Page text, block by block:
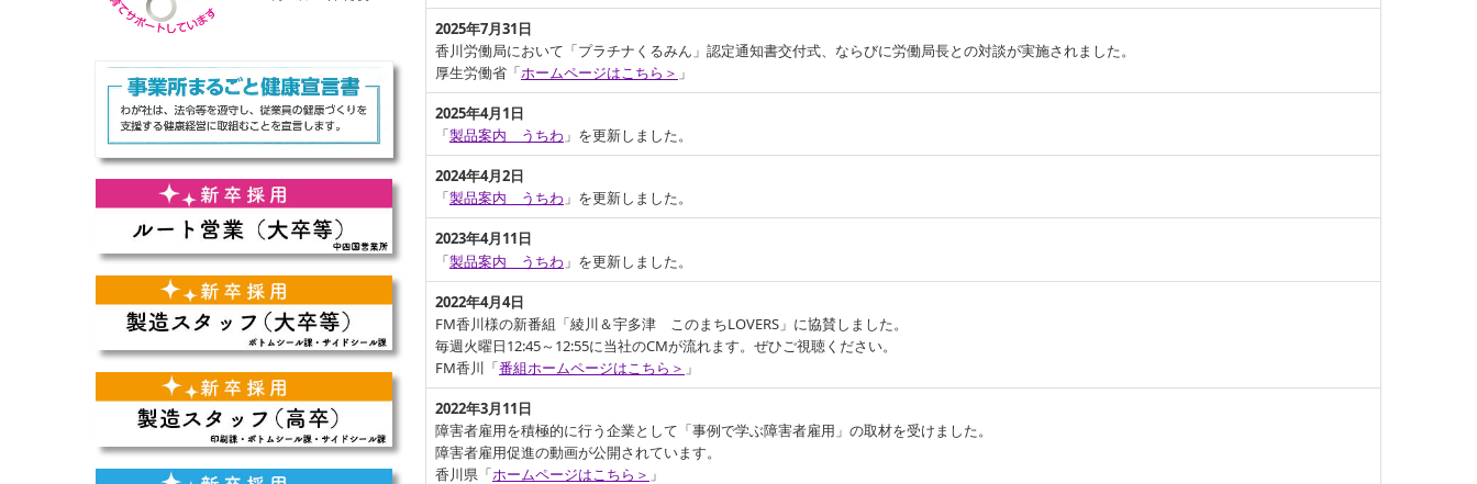
2025年7月31日
香川労働局において「プラチナくるみん」認定通知書交付式、ならびに労働局長との対談が実施されました。
厚生労働省「ホームページはこちら＞ 」
2025年4月1日
「製品案内 うちわ 」を更新しました。
2024年4月2日
「製品案内 うちわ 」を更新しました。
2023年4月11日
「製品案内 うちわ 」を更新しました。
2022年4月4日
FM香川様の新番組「綾川＆宇多津 このまちLOVERS」に協賛しました。
毎週火曜日12:45～12:55に当社のCMが流れます。ぜひご視聴ください。
FM香川「番組ホームページはこちら＞ 」
2022年3月11日
障害者雇用を積極的に行う企業として「事例で学ぶ障害者雇用」の取材を受けました。
障害者雇用促進の動画が公開されています。
香川県「ホームページはこちら＞ 」